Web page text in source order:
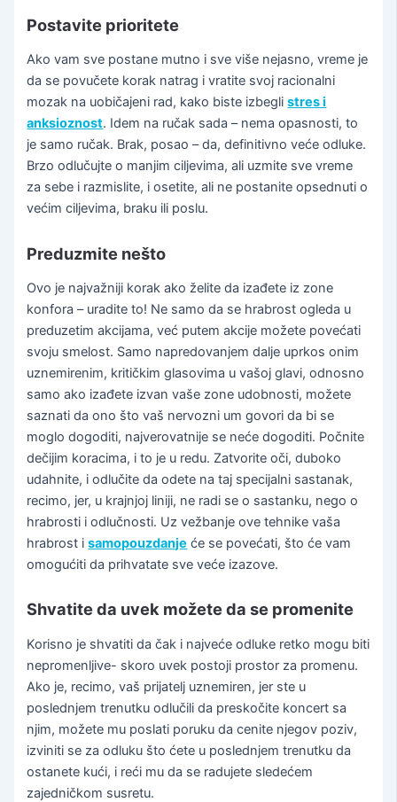
Postavite prioritete
Ako vam sve postane mutno i sve više nejasno, vreme je
da se povučete korak natrag i vratite svoj racionalni
mozak na uobičajeni rad, kako biste izbeglistres i
anksioznost. Idem na ručak sada – nema opasnosti, to
je samo ručak. Brak, posao – da, definitivno veće odluke.
Brzo odlučujte o manjim ciljevima, ali uzmite sve vreme
za sebe i razmislite, i osetite, ali ne postanite opsednuti o
većim ciljevima, braku ili poslu.
Preduzmite nešto
Ovo je najvažniji korak ako želite da izađete iz zone
konfora – uradite to! Ne samo da se hrabrost ogleda u
preduzetim akcijama, već putem akcije možete povećati
svoju smelost. Samo napredovanjem dalje uprkos onim
uznemirenim, kritičkim glasovima u vašoj glavi, odnosno
samo ako izađete izvan vaše zone udobnosti, možete
saznati da ono što vaš nervozni um govori da bi se
moglo dogoditi, najverovatnije se neće dogoditi. Počnite
dečijim koracima, i to je u redu. Zatvorite oči, duboko
udahnite, i odlučite da odete na taj specijalni sastanak,
recimo, jer, u krajnjoj liniji, ne radi se o sastanku, nego o
hrabrosti i odlučnosti. Uz vežbanje ove tehnike vaša
hrabrost isamopouzdanje će se povećati, što će vam
omogućiti da prihvatate sve veće izazove.
Shvatite da uvek možete da se promenite
Korisno je shvatiti da čak i najveće odluke retko mogu biti
nepromenljive- skoro uvek postoji prostor za promenu.
Ako je, recimo, vaš prijatelj uznemiren, jer ste u
poslednjem trenutku odlučili da preskočite koncert sa
njim, možete mu poslati poruku da cenite njegov poziv,
izviniti se za odluku što ćete u poslednjem trenutku da
ostanete kući, i reći mu da se radujete sledećem
zajedničkom susretu.